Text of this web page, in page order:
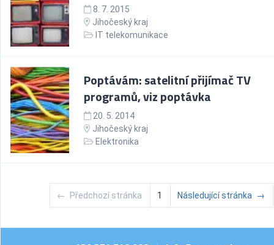
8. 7. 2015
Jihočeský kraj
IT telekomunikace
Poptávám: satelitní přijímač TV
programů, viz poptávka
20. 5. 2014
Jihočeský kraj
Elektronika
← Předchozí stránka 1 Následující stránka →